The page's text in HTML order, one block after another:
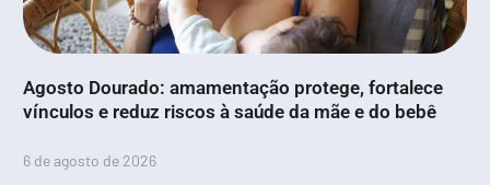
Agosto Dourado: amamentação protege, fortalece
vínculos e reduz riscos à saúde da mãe e do bebê
6 de agosto de 2026